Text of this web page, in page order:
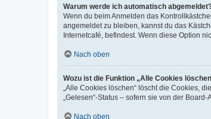
Warum werde ich automatisch
Wenn du beim Anmelden das
angemeldet zu bleiben, kannst du das
Internetcafé, befindest. Wenn diese Option
Nach oben
Wozu ist die Funktion „Alle Cookies
„Alle Cookies löschen“ löscht die Cookies,
„Gelesen“-Status – sofern sie von der
Nach oben